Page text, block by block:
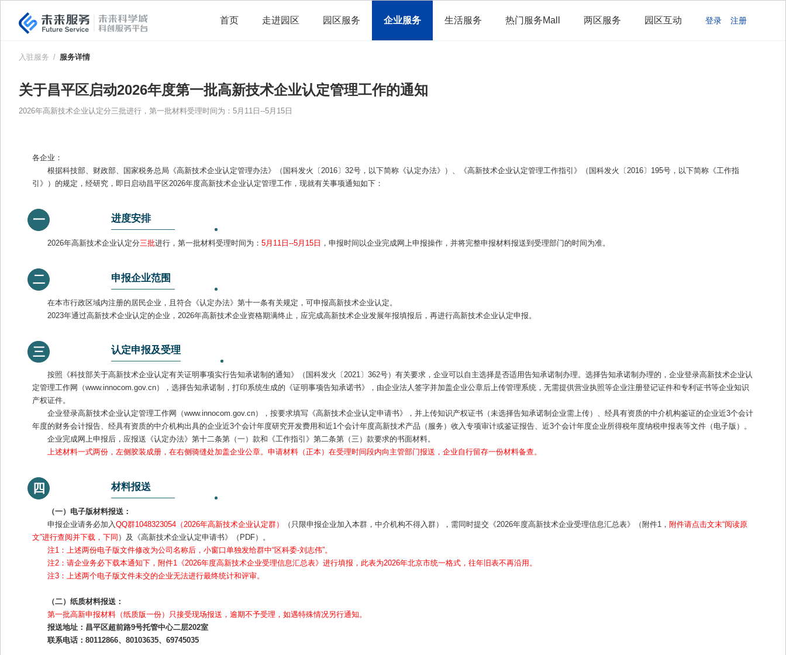
首页 走进园区 园区服务 企业服务 生活服务 热门服务Mall 两区服务 园区互动 登录 注册
入驻服务 / 服务详情
关于昌平区启动2026年度第一批高新技术企业认定管理工作的通知
2026年高新技术企业认定分三批进行，第一批材料受理时间为：5月11日--5月15日
各企业：
根据科技部、财政部、国家税务总局《高新技术企业认定管理办法》（国科发火〔2016〕32号，以下简称《认定办法》）、《高新技术企业认定管理工作指引 》（国科发火〔2016〕195号，以下简称《工作指
引》）的规定，经研究，即日启动昌平区2026年度高新技术企业认定管理工作，现就有关事项通知如下：
一 进度安排
2026年高新技术企业认定分三批进行，第一批材料受理时间为： 5月11日--5月15日 ，申报时间以企业完成网上申报操作，并将完整申报材料报送到受理部门的时间为准。
二 申报企业范围
在本市行政区域内注册的居民企业，且符合《认定办法》第十一条有关规定，可申报高新技术企业认定。
2023年通过高新技术企业认定的企业，2026年高新技术企业资格期满终止，应完成高新技术企业发展年报填报后，再进行高新技术企业认定申报。
三 认定申报及受理
按照《科技部关于高新技术企业认定有关证明事项实行告知承诺制的通知》（国科发火〔2021〕362号）有关要求，企业可以自主选择是否适用告知承诺制办理。选择告知承诺制办理的，企业登录高新技术企业认
定管理工作网（www.innocom.gov.cn），选择告知承诺制，打印系统生成的《证明事项告知承诺书》，由企业法人签字并加盖企业公章后上传管理系统，无需提供营业执照等企业注册登记证件和专利证书等企业知识
产权证件。
企业登录高新技术企业认定管理工作网（www.innocom.gov.cn），按要求填写《高新技术企业认定申请书》，并上传知识产权证书（未选择告知承诺制企业需上传）、经具有资质的中介机构鉴证的企业近3个会计
年度的财务会计报告、经具有资质的中介机构出具的企业近3个会计年度研究开发费用和近1个会计年度高新技术产品（服务）收入专项审计或鉴证报告、近3个会计年度企业所得税年度纳税申报表等文件（电子版）。
企业完成网上申报后，应报送《认定办法》第十二条第（一）款和《工作指引》第二条第（三）款要求的书面材料。
上述材料一式两份，左侧胶装成册，在右侧骑缝处加盖企业公章。申请材料（正本）在受理时间段内向主管部门报送，企业自行留存一份材料备查。
四 材料报送
（一）电子版材料报送：
申报企业请务必加入QQ群1048323054（2026年高新技术企业认定群） （只限申报企业加入本群，中介机构不得入群），需同时提交《2026年度高新技术企业受理信息汇总表》（附件1， 附件请点击文末“阅读原
文”进行查阅并下载，下同 ）及《高新技术企业认定申请书》（PDF）。
注1：上述两份电子版文件修改为公司名称后，小窗口单独发给群中“区科委-刘志伟”。
注2：请企业务必下载本通知下，附件1《2026年度高新技术企业受理信息汇总表》进行填报，此表为2026年北京市统一格式，往年旧表不再沿用。
注3：上述两个电子版文件未交的企业无法进行最终统计和评审。
（二）纸质材料报送：
第一批高新申报材料（纸质版一份）只接受现场报送，逾期不予受理，如遇特殊情况另行通知。
报送地址：昌平区超前路9号托管中心二层202室
联系电话：80112866、80103635、69745035